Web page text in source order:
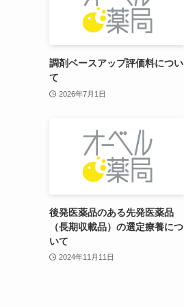
調剤ベースアップ評価料につい
て
2026年7月1日
後発医薬品のある先発医薬品
（長期収載品）の選定療養につ
いて
2024年11月11日